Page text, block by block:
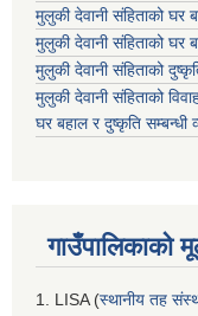
मुलुकी देवानी संहिताको घर
मुलुकी देवानी संहिताको घर
मुलुकी देवानी संहिताको
मुलुकी देवानी संहिताको
घर बहाल र दुष्कृति सम्बन्धी
गाउँपालिकाको
1. LISA (स्थानीय तह